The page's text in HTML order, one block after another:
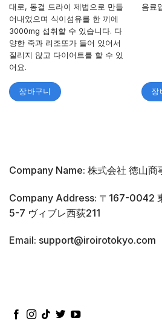
대로, 동결 드라이 제법으로 만들
어내었으며 식이섬유를 한 끼에
3000mg 섭취할 수 있습니다. 다
양한 죽과 리조또가 들어 있어서
질리지 않고 다이어트를 할 수 있
어요.
장바구니
음료
장
Company Name: 株式会社 徳山商
Company Address: 〒167-0042
5-7 ヴィブレ西荻211
Email: support@iroirotokyo.com